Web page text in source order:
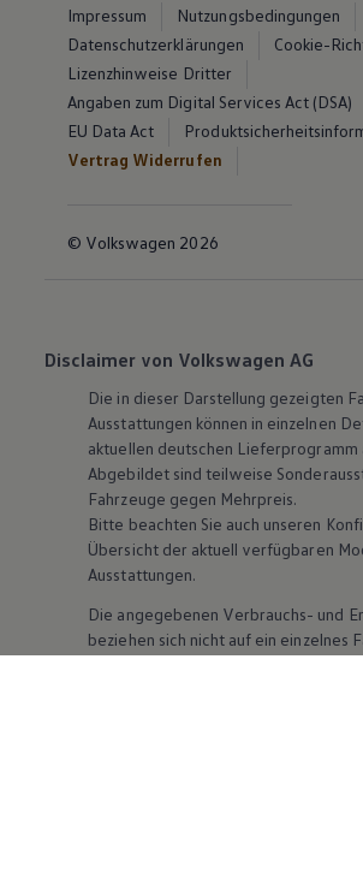
Impressum
Nutzungsbedingungen
Datenschutzerklärungen
Cookie-
Lizenzhinweise Dritter
Angaben zum Digital Services Act (DSA)
EU Data Act
Vertrag Widerrufen
© Volkswagen 2026
Disclaimer von Volkswagen AG
Die in dieser Darstellung gezeigten
Ausstattungen können in einzelnen
aktuellen deutschen Lieferprogramm
Abgebildet sind teilweise
Fahrzeuge gegen Mehrpreis.
Bitte beachten Sie auch unseren
Übersicht der aktuell verfügbaren
Ausstattungen.
Die angegebenen Verbrauchs- und
beziehen sich nicht auf ein einzelnes